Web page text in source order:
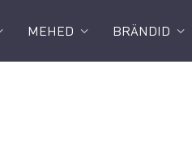
MEHED BRÄNDID